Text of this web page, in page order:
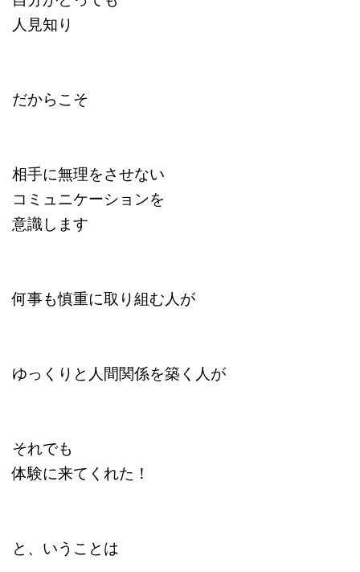
人見知り
だからこそ
相手に無理をさせない
コミュニケーションを
意識します
何事も慎重に取り組む人が
ゆっくりと人間関係を築く人が
それでも
体験に来てくれた！
と、いうことは